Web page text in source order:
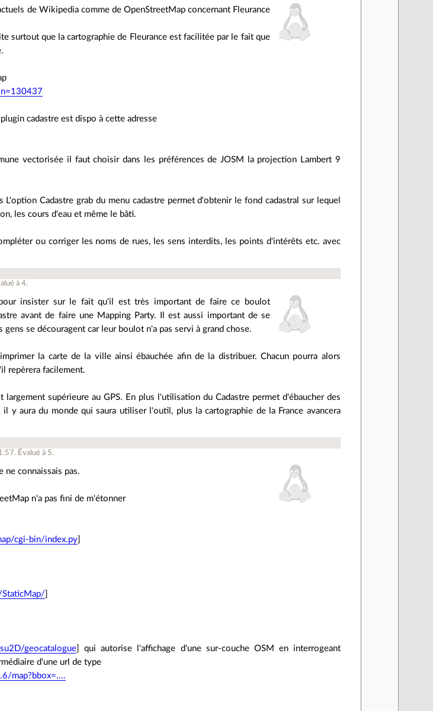
de Wikipedia comme de OpenStreetMap concernant Fleurance
surtout que la cartographie de Fleurance est facilitée par le fait que
cadastre est dispo à cette adresse
vectorisée il faut choisir dans les préférences de JOSM la projection Lambert 9
Cadastre grab du menu cadastre permet d'obtenir le fond cadastral sur lequel
les cours d'eau et même le bâti.
ou corriger les noms de rues, les sens interdits, les points d'intérêts etc. avec
à4.
insister sur le fait qu'il est très important de faire ce boulot
avant de faire une Mapping Party. Il est aussi important de se
se découragent car leur boulot n'a pas servi à grand chose.
la carte de la ville ainsi ébauchée afin de la distribuer. Chacun pourra alors
repèrera facilement.
largement supérieure au GPS. En plus l'utilisation du Cadastre permet d'ébaucher des
y aura du monde qui saura utiliser l'outil, plus la cartographie de la France avancera
. Évalué à 5.
connaissais pas.
n'a pas fini de m'étonner
cgi-bin/index.py]
StaticMap/]
geocatalogue] qui autorise l'affichage d'une sur-couche OSM en interrogeant
d'une url de type
map?bbox=....